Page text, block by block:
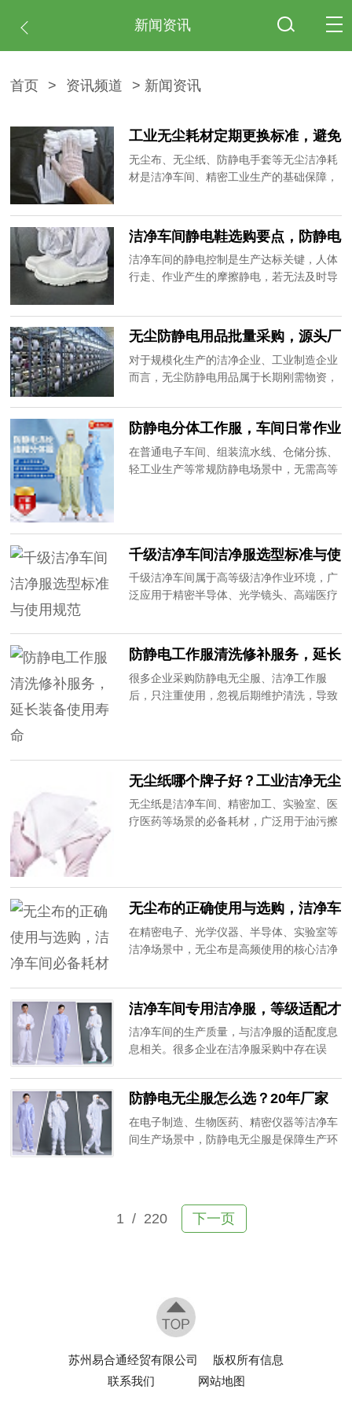
新闻资讯
首页 > 资讯频道 > 新闻资讯
工业无尘耗材定期更换标准，避免
隐形生产隐患
无尘布、无尘纸、防静电手套等无尘洁净耗
材是洁净车间、精密工业生产的基础保障，
污染，产生隐形生产隐患，造成产品良率下
降、车间检测不达标等问题。20年专注无尘
防静电用品生产，为大家梳理各类工业无尘
耗材的定期更换标准，助力企业规范耗材管
洁净车间静电鞋选购要点，防静电
且耐清洗
洁净车间的静电控制是生产达标关键，人体
行走、作业产生的摩擦静电，若无法及时导
电鞋作为导出足部静电、保障车间静电平衡
的核心装备，选型质量直接影响车间生产标
准。20年专注无尘防静电鞋品生产，为大家
讲解洁净车间静电鞋选购核心要点，重点关
无尘防静电用品批量采购，源头厂
家优势解析
对于规模化生产的洁净企业、工业制造企业
而言，无尘防静电用品属于长期刚需物资，
营成本。目前市场上多数供应商为中间商，
存在品质参差不齐、价格虚高、供货不稳
定、无售后等问题。20年专注无尘防静电用
防静电分体工作服，车间日常作业
优选
在普通电子车间、组装流水线、仓储分拣、
轻工业生产等常规防静电场景中，无需高等
年专注防静电工作服生产定制，为大家详解
分体防静电工作服的产品优势与选购要点。
千级洁净车间洁净服选型标准与使
用规范
千级洁净车间属于高等级洁净作业环境，广
泛应用于精密半导体、光学镜头、高端医疗
准，而洁净服的选型和规范使用，是保障车
间达标的核心环节。很多企业因选型不当、
使用不规范，导致车间检测不达标、产品良
率偏低。20年专业无尘厂家为大家详解千级
防静电工作服清洗修补服务，延长
装备使用寿命
很多企业采购防静电无尘服、洁净工作服
后，只注重使用，忽视后期维护清洗，导致
防静电服装的清洗标准，容易造成面料破
损、导电丝失效、粉尘残留等问题。作为20
年专业无尘防静电厂家，我们提供专属售后
清洗修补服务，为企业解决装备运维难题。
无尘纸哪个牌子好？工业洁净无尘
纸选购攻略
无尘纸是洁净车间、精密加工、实验室、医
疗医药等场景的必备耗材，广泛用于油污擦
纸易掉屑、易破损、含有杂质，会造成精密
产品污染、设备故障，直接影响生产效率和
产品质量。20年专注无尘洁净用品生产，为
大家分享高性价比无尘纸选购技巧。
无尘布的正确使用与选购，洁净车
间必备耗材
在精密电子、光学仪器、半导体、实验室等
洁净场景中，无尘布是高频使用的核心洁净
响产品良率和车间洁净度，劣质无尘布掉
毛、掉屑、残留纤维、擦拭不干净，极易造
成精密元器件划伤、污染，给企业带来巨大
损失。20年专注无尘洁净耗材生产，带大家
洁净车间专用洁净服，等级适配才
是关键
洁净车间的生产质量，与洁净服的适配度息
息相关。很多企业在洁净服采购中存在误
致车间洁净度不达标、产品合格率下降，甚
至无法通过环评审核。作为20年专注无尘洁
净用品的生产厂家，深耕洁净车间防护领
防静电无尘服怎么选？20年厂家
教你避坑
在电子制造、生物医药、精密仪器等洁净车
间生产场景中，防静电无尘服是保障生产环
防静电失效、不耐清洗，不仅增加采购成
本，还容易引发产品报废、车间污染等问
1 / 220 下一页
苏州易合通经贸有限公司
版权所有信息
联系我们
网站地图